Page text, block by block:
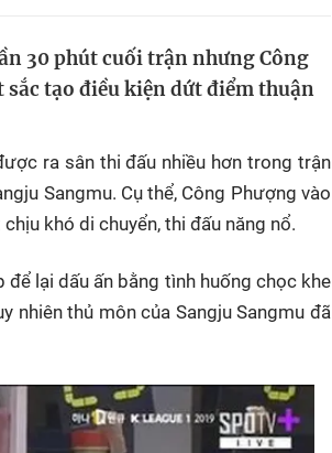
30 phút cuối trận nhưng Công
tạo điều kiện dứt điểm thuận
ra sân thi đấu nhiều hơn trong trận
Sangmu. Cụ thể, Công Phượng vào
khó di chuyển, thi đấu năng nổ.
lại dấu ấn bằng tình huống chọc khe
nhiên thủ môn của Sangju Sangmu đã